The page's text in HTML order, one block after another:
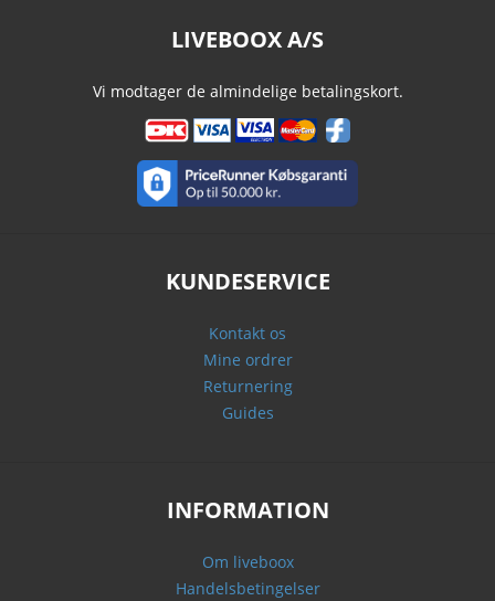
LIVEBOOX A/S
Vi modtager de almindelige betalingskort.
KUNDESERVICE
Kontakt os
Mine ordrer
Returnering
Guides
INFORMATION
Om liveboox
Handelsbetingelser